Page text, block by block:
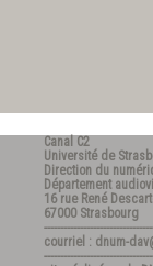
Canal C2
Université de
Direction du
Département
16 rue René
67000 Strasbourg
courriel : dnum-